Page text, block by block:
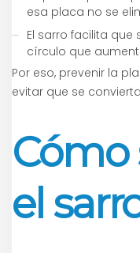
esa placa no se
El sarro facilita
círculo que
Por eso, prevenir la
evitar que se
Cómo
el